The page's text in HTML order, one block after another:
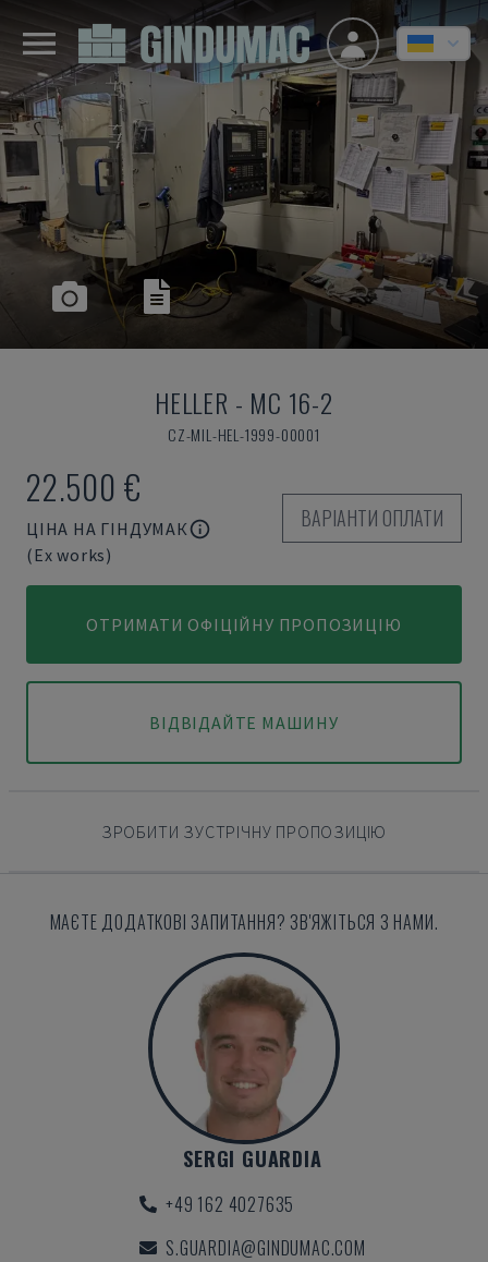
HELLER - MC 16-2
CZ-MIL-HEL-1999-00001
22.500 €
ЦІНА НА ГІНДУМАК
(Ex works)
ВАРІАНТИ ОПЛАТИ
ОТРИМАТИ ОФІЦІЙНУ ПРОПОЗИЦІЮ
ВІДВІДАЙТЕ МАШИНУ
ЗРОБИТИ ЗУСТРІЧНУ ПРОПОЗИЦІЮ
МАЄТЕ ДОДАТКОВІ ЗАПИТАННЯ? ЗВ'ЯЖІТЬСЯ З НАМИ.
SERGI GUARDIA
+49 162 4027635
S.GUARDIA@GINDUMAC.COM